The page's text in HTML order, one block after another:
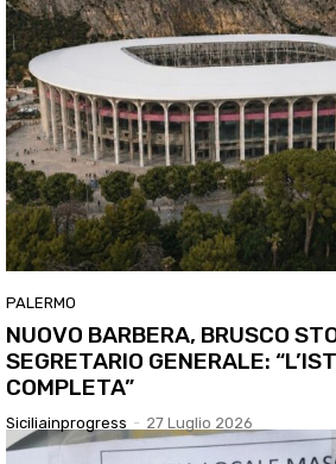
PALERMO
NUOVO BARBERA, BRUSCO
SEGRETARIO GENERALE:
COMPLETA”
Siciliainprogress - 27 Luglio 2026